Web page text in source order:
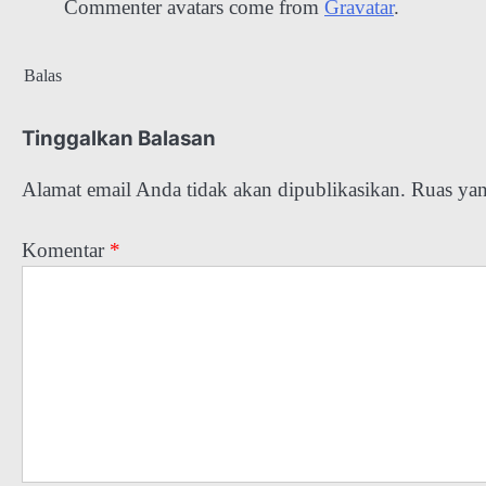
Commenter avatars come from Gravatar.
Balas
Tinggalkan Balasan
Alamat email Anda tidak akan dipublikasikan. Ruas
Komentar *